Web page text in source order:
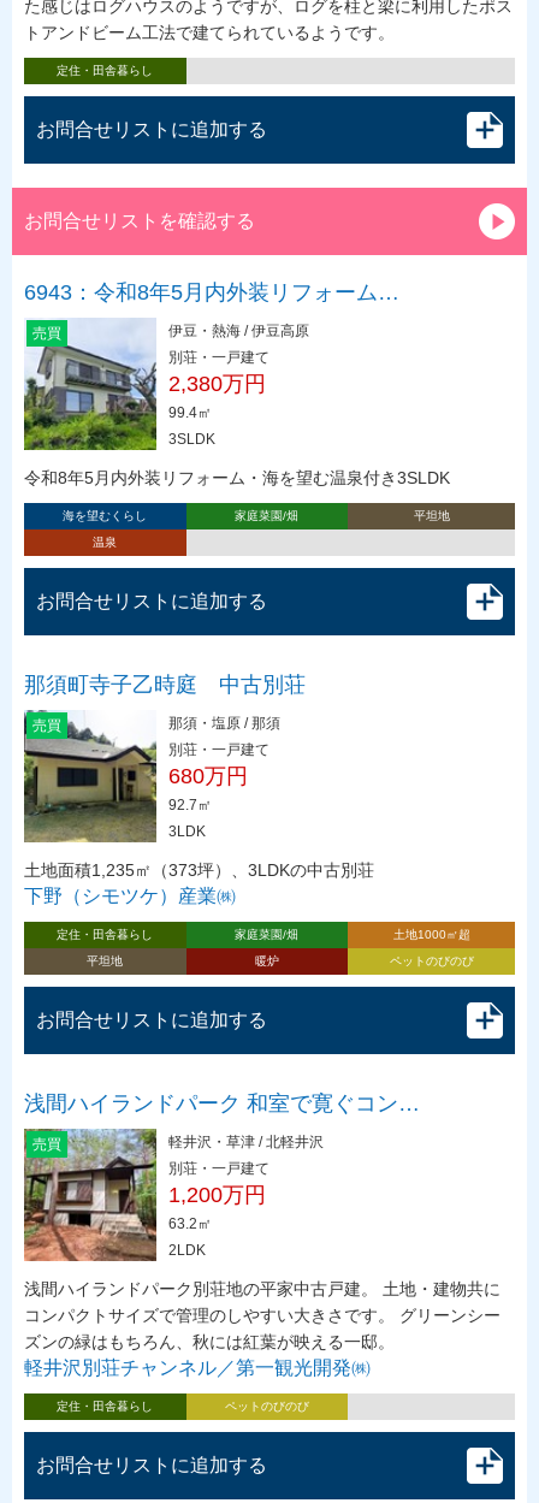
た感じはログハウスのようですが、ログを柱と梁に利用したポス
トアンドビーム工法で建てられているようです。
定住・田舎暮らし
お問合せリストに追加する
お問合せリストを確認する
6943：令和8年5月内外装リフォーム…
売買
伊豆・熱海 / 伊豆高原
別荘・一戸建て
2,380万円
99.4㎡
3SLDK
令和8年5月内外装リフォーム・海を望む温泉付き3SLDK
海を望むくらし 家庭菜園/畑
平坦地
温泉
お問合せリストに追加する
那須町寺子乙時庭 中古別荘
売買
那須・塩原 / 那須
別荘・一戸建て
680万円
92.7㎡
3LDK
土地面積1,235㎡（373坪）、3LDKの中古別荘
下野（シモツケ）産業㈱
定住・田舎暮らし 家庭菜園/畑
土地1000㎡超
平坦地
暖炉 ペットのびのび
お問合せリストに追加する
浅間ハイランドパーク 和室で寛ぐコン…
売買
軽井沢・草津 / 北軽井沢
別荘・一戸建て
1,200万円
63.2㎡
2LDK
浅間ハイランドパーク別荘地の平家中古戸建。 土地・建物共に
コンパクトサイズで管理のしやすい大きさです。 グリーンシー
ズンの緑はもちろん、秋には紅葉が映える一邸。
軽井沢別荘チャンネル／第一観光開発㈱
定住・田舎暮らし ペットのびのび
お問合せリストに追加する